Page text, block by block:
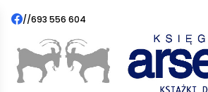
//693 556 604